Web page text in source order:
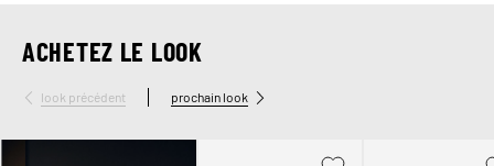
ACHETEZ LE LOOK
look précédent prochain look